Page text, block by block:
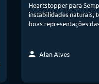
Heartstopper para
instabilidades naturais,
boas representações
Alan Alves